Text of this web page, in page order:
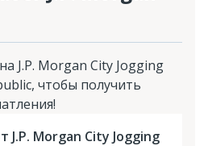
J.P. Morgan City Jogging
чтобы получить
J.P. Morgan City Jogging